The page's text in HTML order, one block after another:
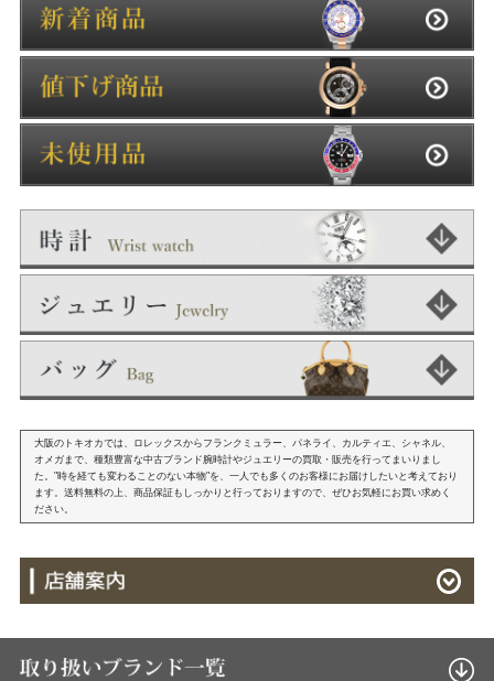
大阪のトキオカでは、ロレックスからフランクミュラー、パネライ、カルティエ、シャネル、
オメガまで、種類豊富な中古ブランド腕時計やジュエリーの買取・販売を行ってまいりまし
た。"時を経ても変わることのない本物"を、一人でも多くのお客様にお届けしたいと考えており
ます。送料無料の上、商品保証もしっかりと行っておりますので、ぜひお気軽にお買い求めく
ださい。